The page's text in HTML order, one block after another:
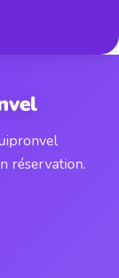
réservation.